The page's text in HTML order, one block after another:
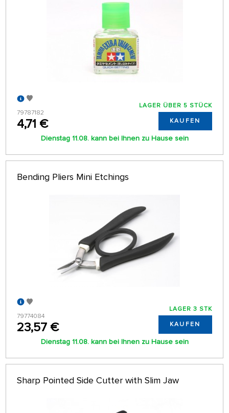
79787182
4,71 €
LAGER ÜBER 5 STÜCK
KAUFEN
Dienstag 11.08. kann bei Ihnen zu Hause sein
Bending Pliers Mini Etchings
79774084
23,57 €
LAGER 3 STK
KAUFEN
Dienstag 11.08. kann bei Ihnen zu Hause sein
Sharp Pointed Side Cutter with Slim Jaw